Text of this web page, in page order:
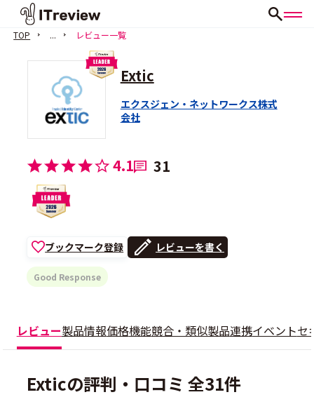
TOP ... レビュー一覧
Extic
エクスジェン・ネットワークス株式
会社
4.1 31
ブックマーク登録 レビューを書く
Good Response
レビュー製品情報価格機能競合・類似製品連携イベントセ
Exticの評判・口コミ 全31件